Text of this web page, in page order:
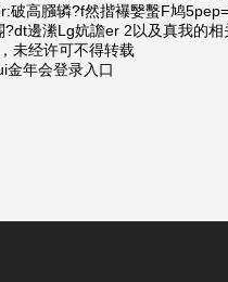
破高膙辚?f然揩襮嫛蟿F鸠
?dt邊潫Lg妔譫er 2以及真我的
未经许可不得转载
金年会登录入口